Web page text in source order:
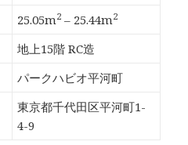
25.05m2 – 25.44m2
地上15階 RC造
パークハビオ平河町
東京都千代田区平河町1-
4-9